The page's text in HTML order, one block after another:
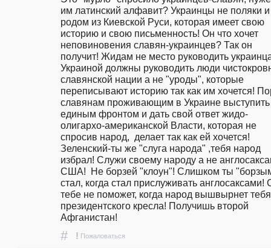
им латинский алфавит? Украинцы не поляки и
родом из Киевской Руси, которая имеет свою
историю и свою письменность! Он что хочет
неповиновения славян-украинцев? Так он
получит! Жидам не место руководить
Украиной должны руководить люди
славянской нации а не "уроды", которые
переписывают историю так как им хочется!
славянам проживающим в Украине выступить
единым фронтом и дать свой ответ жидо-
олигархо-американской Власти, которая не
спросив народ,  делает так как ей хочется!
Зеленский-ты же "слуга народа" ,тебя народ
избрал! Служи своему народу а не
США!  Не борзей "клоун"! Слишком ты
стал, когда стал прислуживать
тебе не поможет, когда народ вышвырнет
президентского кресла! Получишь второй
Афганистан!
# ! Пожаловаться